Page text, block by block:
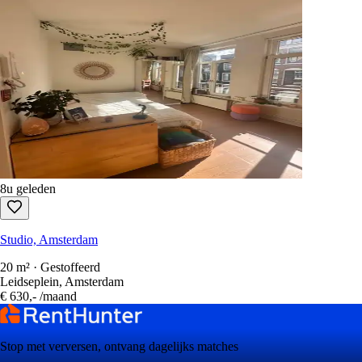
8u geleden
Studio, Amsterdam
20 m² · Gestoffeerd
Leidseplein, Amsterdam
€ 630,- /maand
Stop met verversen, ontvang dagelijks matches